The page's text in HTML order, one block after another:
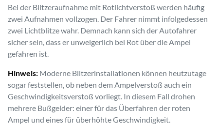
Bei der Blitzeraufnahme mit Rotlichtverstoß werden häufig
zwei Aufnahmen vollzogen. Der Fahrer nimmt infolgedessen
zwei Lichtblitze wahr. Demnach kann sich der Autofahrer
sicher sein, dass er unweigerlich bei Rot über die Ampel
gefahren ist.
Hinweis:Moderne Blitzerinstallationen können heutzutage
sogar feststellen, ob neben dem Ampelverstoß auch ein
Geschwindigkeitsverstoß vorliegt. In diesem Fall drohen
mehrere Bußgelder: einer für das Überfahren der roten
Ampel und eines für überhöhte Geschwindigkeit.